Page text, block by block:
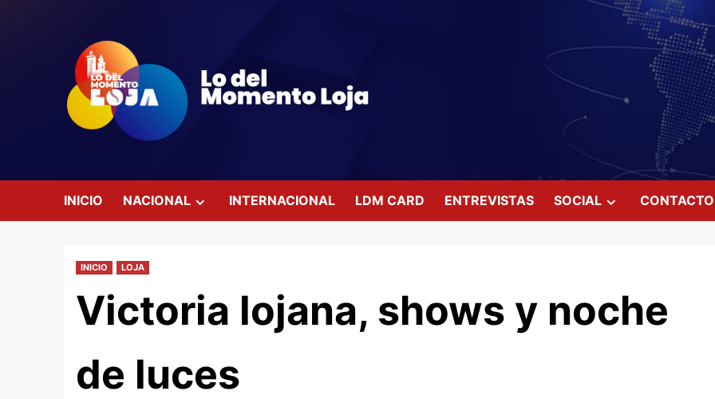
INICIO NACIONAL INTERNACIONAL LDM CARD ENTREVISTAS SOCIAL CONTACTO
INICIO LOJA
Victoria lojana, shows y noche
de luces